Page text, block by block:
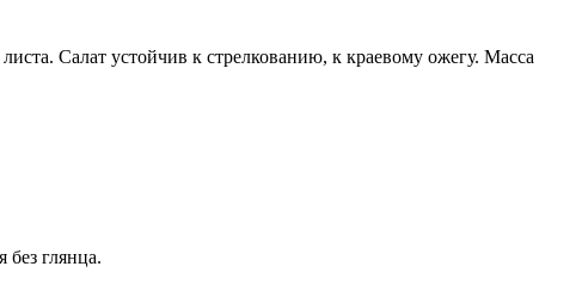
Салат устойчив к стрелкованию, к краевому ожегу. Масса
без глянца.